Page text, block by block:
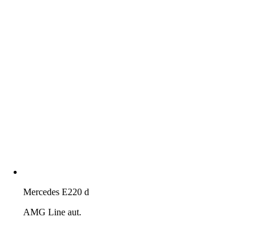
Mercedes E220 d
AMG Line aut.